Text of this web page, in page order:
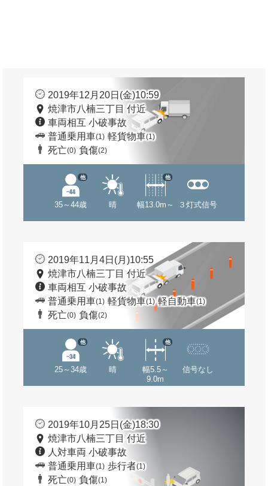
2019年12月20日(金)10:59
焼津市八楠三丁目 付近
車両相互 小破事故
普通乗用車(1) 軽貨物車(1)
死亡(0) 負傷(2)
35～44歳
他
晴 幅13.0m～
他
３灯式信号
2019年11月4日(月)10:55
焼津市八楠三丁目 付近
車両相互 小破事故
普通乗用車(1) 軽貨物車(1) 軽自動車(1)
死亡(0) 負傷(2)
25～34歳
他
晴
幅5.5～
9.0m
他
信号なし
2019年10月25日(金)18:30
焼津市八楠三丁目 付近
人対車両 小破事故
普通乗用車(1) 歩行者(1)
死亡(0) 負傷(1)